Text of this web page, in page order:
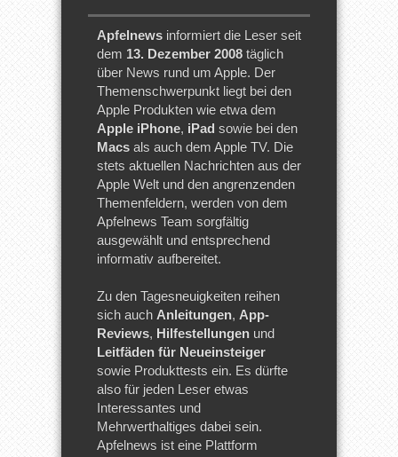
Apfelnews informiert die Leser seit
dem 13. Dezember 2008 täglich
über News rund um Apple. Der
Themenschwerpunkt liegt bei den
Apple Produkten wie etwa dem
Apple iPhone, iPad sowie bei den
Macs als auch dem Apple TV. Die
stets aktuellen Nachrichten aus der
Apple Welt und den angrenzenden
Themenfeldern, werden von dem
Apfelnews Team sorgfältig
ausgewählt und entsprechend
informativ aufbereitet.
Zu den Tagesneuigkeiten reihen
sich auch Anleitungen, App-
Reviews, Hilfestellungen und
Leitfäden für Neueinsteiger
sowie Produkttests ein. Es dürfte
also für jeden Leser etwas
Interessantes und
Mehrwerthaltiges dabei sein.
Apfelnews ist eine Plattform